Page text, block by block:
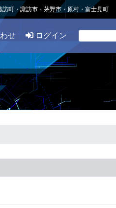
せ ログイン
町・諏訪市・茅野市・原村・富士見町